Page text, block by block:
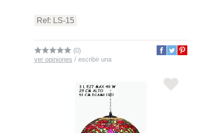
Ref: LS-15
(0)
ver opiniones / escribir una